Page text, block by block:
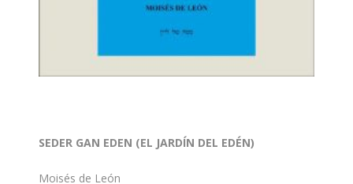
SEDER GAN EDEN (EL JARDÍN DEL EDÉN)
Moisés de León